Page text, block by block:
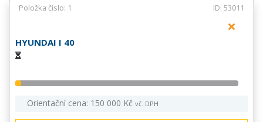
Položka číslo: 1 ID: 53011
HYUNDAI I 40
Orientační cena: 150 000 Kč vč. DPH